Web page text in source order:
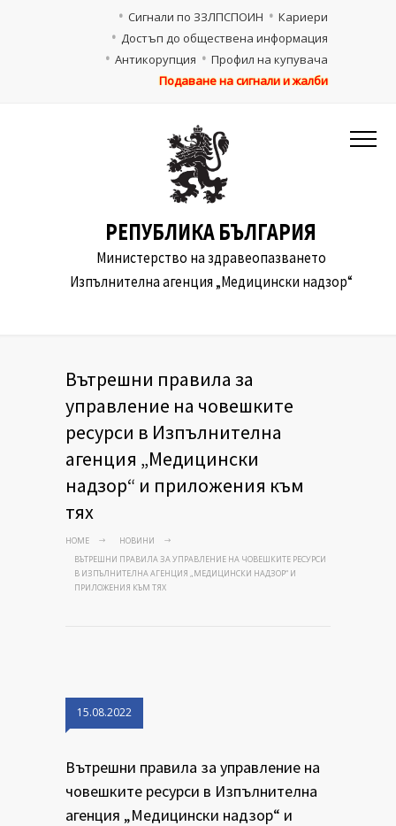
Кариери
Сигнали по ЗЗЛПСПОИН
Достъп до обществена информация
Профил на купувача
Антикорупция
Подаване на сигнали и жалби
РЕПУБЛИКА БЪЛГАРИЯ
Министерство на здравеопазването
Изпълнителна агенция „Медицински надзор“
Вътрешни правила за
управление на човешките
ресурси в Изпълнителна
агенция „Медицински
надзор“ и приложения към
тях
HOME
НОВИНИ
ВЪТРЕШНИ ПРАВИЛА ЗА УПРАВЛЕНИЕ НА ЧОВЕШКИТЕ РЕСУРСИ
В ИЗПЪЛНИТЕЛНА АГЕНЦИЯ „МЕДИЦИНСКИ НАДЗОР“ И
ПРИЛОЖЕНИЯ КЪМ ТЯХ
15.08.2022
Вътрешни правила за управление на
човешките ресурси в Изпълнителна
агенция „Медицински надзор“ и